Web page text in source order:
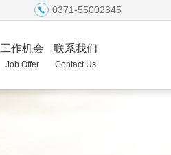
0371-55002345
工作机会
Job Offer
联系我们
Contact Us